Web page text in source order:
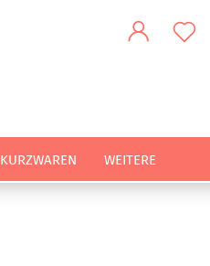
KURZWAREN WEITERE